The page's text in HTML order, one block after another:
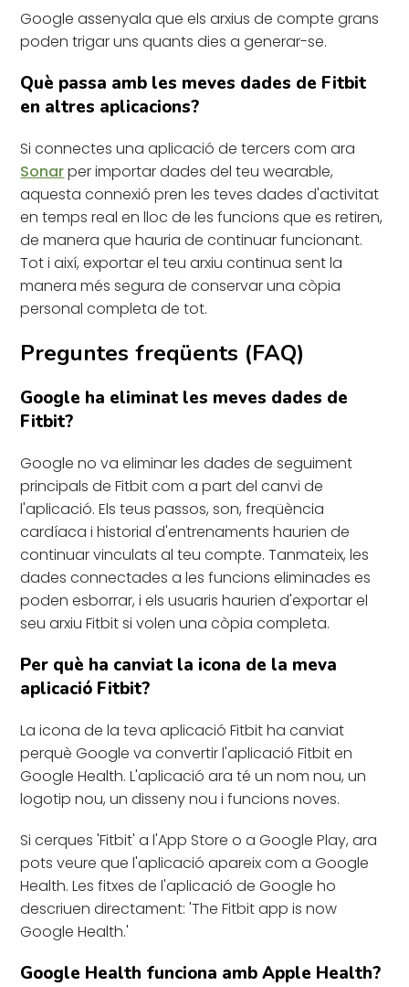
Google assenyala que els arxius de compte grans
poden trigar uns quants dies a generar-se.
Què passa amb les meves dades de Fitbit
en altres aplicacions?
Si connectes una aplicació de tercers com ara
Sonarper importar dades del teu wearable,
aquesta connexió pren les teves dades d'activitat
en temps real en lloc de les funcions que es retiren,
de manera que hauria de continuar funcionant.
Tot i així, exportar el teu arxiu continua sent la
manera més segura de conservar una còpia
personal completa de tot.
Preguntes freqüents (FAQ)
Google ha eliminat les meves dades de
Fitbit?
Google no va eliminar les dades de seguiment
principals de Fitbit com a part del canvi de
l'aplicació. Els teus passos, son, freqüència
cardíaca i historial d'entrenaments haurien de
continuar vinculats al teu compte. Tanmateix, les
dades connectades a les funcions eliminades es
poden esborrar, i els usuaris haurien d'exportar el
seu arxiu Fitbit si volen una còpia completa.
Per què ha canviat la icona de la meva
aplicació Fitbit?
La icona de la teva aplicació Fitbit ha canviat
perquè Google va convertir l'aplicació Fitbit en
Google Health. L'aplicació ara té un nom nou, un
logotip nou, un disseny nou i funcions noves.
Si cerques 'Fitbit' a l'App Store o a Google Play, ara
pots veure que l'aplicació apareix com a Google
Health. Les fitxes de l'aplicació de Google ho
descriuen directament: 'The Fitbit app is now
Google Health.'
Google Health funciona amb Apple Health?